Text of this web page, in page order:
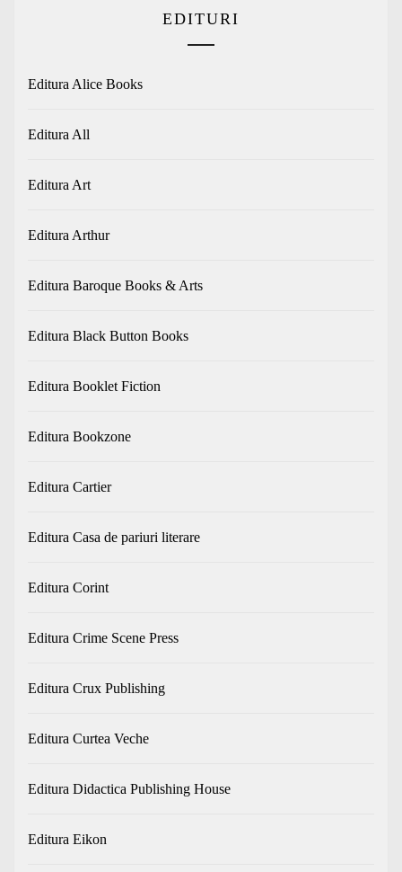
EDITURI
Editura Alice Books
Editura All
Editura Art
Editura Arthur
Editura Baroque Books & Arts
Editura Black Button Books
Editura Booklet Fiction
Editura Bookzone
Editura Cartier
Editura Casa de pariuri literare
Editura Corint
Editura Crime Scene Press
Editura Crux Publishing
Editura Curtea Veche
Editura Didactica Publishing House
Editura Eikon